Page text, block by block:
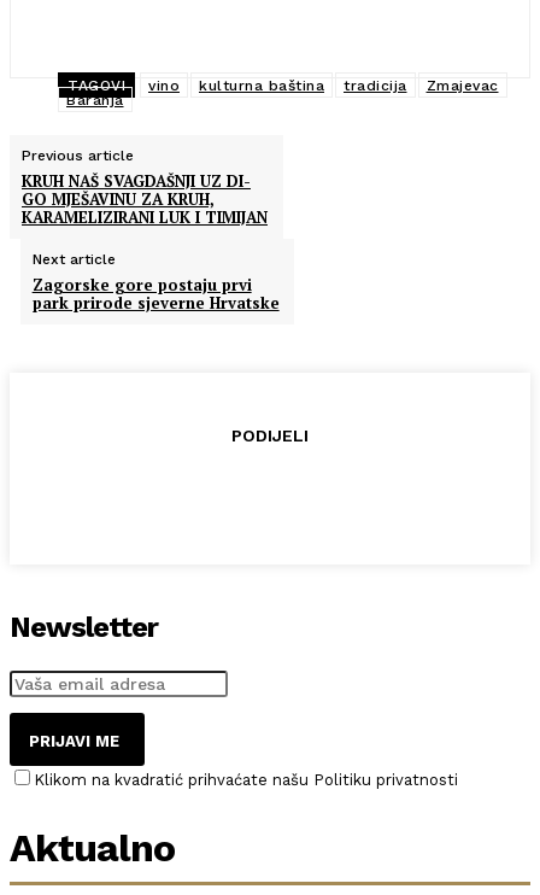
TAGOVI vino kulturna baština tradicija
Zmajevac
Baranja
Previous article
KRUH NAŠ SVAGDAŠNJI UZ DI-
GO MJEŠAVINU ZA KRUH,
KARAMELIZIRANI LUK I TIMIJAN
Next article
Zagorske gore postaju prvi
park prirode sjeverne Hrvatske
PODIJELI
Newsletter
PRIJAVI ME
Klikom na kvadratić prihvaćate našu Politiku privatnosti
Aktualno